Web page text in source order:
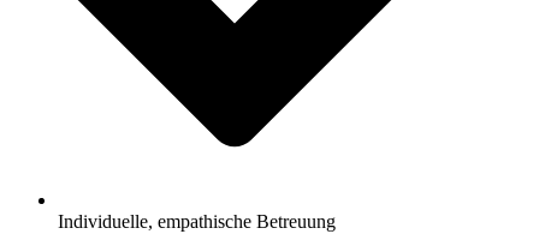
Individuelle, empathische Betreuung